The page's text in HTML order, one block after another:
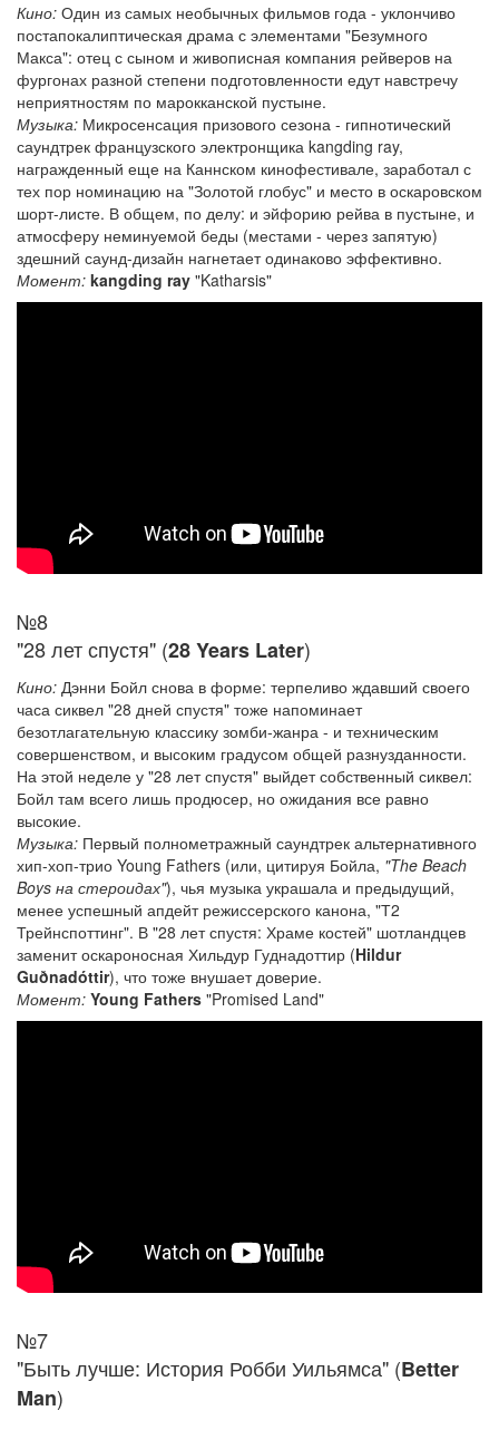
Кино: Один из самых необычных фильмов года - уклончиво
постапокалиптическая драма с элементами "Безумного
Макса": отец с сыном и живописная компания рейверов на
фургонах разной степени подготовленности едут навстречу
неприятностям по марокканской пустыне.
Музыка: Микросенсация призового сезона - гипнотический
саундтрек французского электронщика kangding ray,
награжденный еще на Каннском кинофестивале, заработал с
тех пор номинацию на "Золотой глобус" и место в оскаровском
шорт-листе. В общем, по делу: и эйфорию рейва в пустыне, и
атмосферу неминуемой беды (местами - через запятую)
здешний саунд-дизайн нагнетает одинаково эффективно.
Момент: kangding ray "Katharsis"
№8
"28 лет спустя" (28 Years Later)
Кино: Дэнни Бойл снова в форме: терпеливо ждавший своего
часа сиквел "28 дней спустя" тоже напоминает
безотлагательную классику зомби-жанра - и техническим
совершенством, и высоким градусом общей разнузданности.
На этой неделе у "28 лет спустя" выйдет собственный сиквел:
Бойл там всего лишь продюсер, но ожидания все равно
высокие.
Музыка: Первый полнометражный саундтрек альтернативного
хип-хоп-трио Young Fathers (или, цитируя Бойла, "The Beach
Boys на стероидах"), чья музыка украшала и предыдущий,
менее успешный апдейт режиссерского канона, "Т2
Трейнспоттинг". В "28 лет спустя: Храме костей" шотландцев
заменит оскароносная Хильдур Гуднадоттир (Hildur
Guðnadóttir), что тоже внушает доверие.
Момент: Young Fathers "Promised Land"
№7
"Быть лучше: История Робби Уильямса" (Better
Man)